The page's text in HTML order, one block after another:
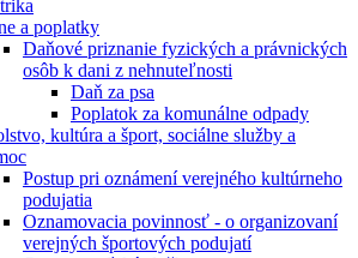
a poplatky
Daňové priznanie fyzických a právnických
osôb k dani z nehnuteľnosti
Daň za psa
Poplatok za komunálne odpady
kultúra a šport, sociálne služby a
Postup pri oznámení verejného kultúrneho
podujatia
Oznamovacia povinnosť - o organizovaní
verejných športových podujatí